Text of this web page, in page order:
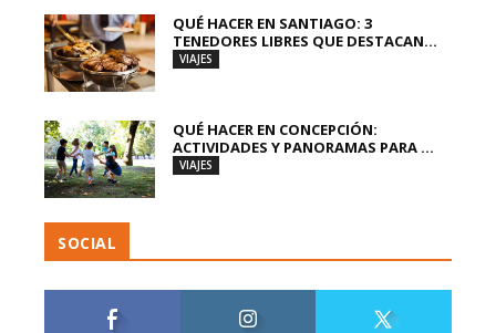
QUÉ HACER EN SANTIAGO: 3
TENEDORES LIBRES QUE DESTACAN...
VIAJES
QUÉ HACER EN CONCEPCIÓN:
ACTIVIDADES Y PANORAMAS PARA ...
VIAJES
SOCIAL